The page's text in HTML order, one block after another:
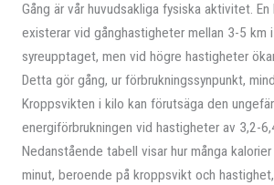
Gång är vår huvudsakliga fysiska aktivitet. En
existerar vid gånghastigheter mellan 3-5 km
syreupptaget, men vid högre hastigheter
Detta gör gång, ur förbrukningssynpunkt,
Kroppsvikten i kilo kan förutsäga den
energiförbrukningen vid hastigheter av 3,2-
Nedanstående tabell visar hur många
minut, beroende på kroppsvikt och